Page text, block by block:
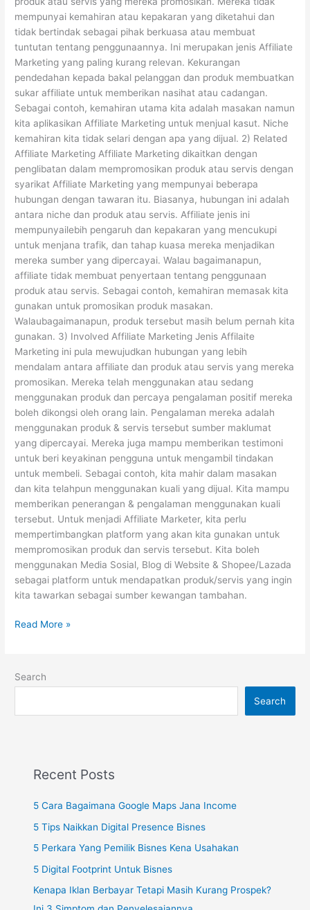
mempunyai kemahiran atau kepakaran yang diketahui dan
tidak bertindak sebagai pihak berkuasa atau membuat
tuntutan tentang penggunaannya. Ini merupakan jenis Affiliate
Marketing yang paling kurang relevan. Kekurangan
pendedahan kepada bakal pelanggan dan produk membuatkan
sukar affiliate untuk memberikan nasihat atau cadangan.
Sebagai contoh, kemahiran utama kita adalah masakan namun
kita aplikasikan Affiliate Marketing untuk menjual kasut. Niche
kemahiran kita tidak selari dengan apa yang dijual. 2) Related
Affiliate Marketing Affiliate Marketing dikaitkan dengan
penglibatan dalam mempromosikan produk atau servis dengan
syarikat Affiliate Marketing yang mempunyai beberapa
hubungan dengan tawaran itu. Biasanya, hubungan ini adalah
antara niche dan produk atau servis. Affiliate jenis ini
mempunyailebih pengaruh dan kepakaran yang mencukupi
untuk menjana trafik, dan tahap kuasa mereka menjadikan
mereka sumber yang dipercayai. Walau bagaimanapun,
affiliate tidak membuat penyertaan tentang penggunaan
produk atau servis. Sebagai contoh, kemahiran memasak kita
gunakan untuk promosikan produk masakan.
Walaubagaimanapun, produk tersebut masih belum pernah kita
gunakan. 3) Involved Affiliate Marketing Jenis Affilaite
Marketing ini pula mewujudkan hubungan yang lebih
mendalam antara affiliate dan produk atau servis yang mereka
promosikan. Mereka telah menggunakan atau sedang
menggunakan produk dan percaya pengalaman positif mereka
boleh dikongsi oleh orang lain. Pengalaman mereka adalah
menggunakan produk & servis tersebut sumber maklumat
yang dipercayai. Mereka juga mampu memberikan testimoni
untuk beri keyakinan pengguna untuk mengambil tindakan
untuk membeli. Sebagai contoh, kita mahir dalam masakan
dan kita telahpun menggunakan kuali yang dijual. Kita mampu
memberikan penerangan & pengalaman menggunakan kuali
tersebut. Untuk menjadi Affiliate Marketer, kita perlu
mempertimbangkan platform yang akan kita gunakan untuk
mempromosikan produk dan servis tersebut. Kita boleh
menggunakan Media Sosial, Blog di Website & Shopee/Lazada
sebagai platform untuk mendapatkan produk/servis yang ingin
kita tawarkan sebagai sumber kewangan tambahan.
Read More »
Search
Search
Recent Posts
5 Cara Bagaimana Google Maps Jana Income
5 Tips Naikkan Digital Presence Bisnes
5 Perkara Yang Pemilik Bisnes Kena Usahakan
5 Digital Footprint Untuk Bisnes
Kenapa Iklan Berbayar Tetapi Masih Kurang Prospek?